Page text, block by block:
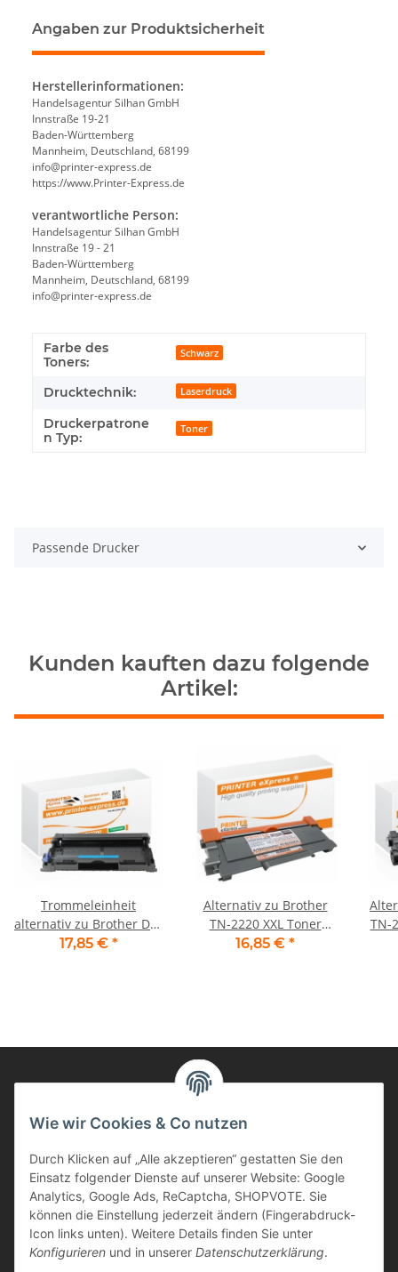
Angaben zur Produktsicherheit
Herstellerinformationen:
Handelsagentur Silhan GmbH
Innstraße 19-21
Baden-Württemberg
Mannheim, Deutschland, 68199
info@printer-express.de
https://www.Printer-Express.de
verantwortliche Person:
Handelsagentur Silhan GmbH
Innstraße 19 - 21
Baden-Württemberg
Mannheim, Deutschland, 68199
info@printer-express.de
Farbe des
Toners:
Schwarz
Drucktechnik: Laserdruck
Druckerpatrone
n Typ:
Toner
Passende Drucker
Kunden kauften dazu folgende
Artikel:
Trommeleinheit
alternativ zu Brother DR-
2200 für Brother
17,85 € *
Alternativ zu Brother
TN-2220 XXL Toner
schwarz
16,85 € *
TN-
Informationen
Kunden Service
Haben Sie Fragen zu unseren Produkten?
Dann rufen Sie uns gerne an:
Tel: 0621/9767200
Wie wir Cookies & Co nutzen
Durch Klicken auf „Alle akzeptieren“ gestatten Sie den
Einsatz folgender Dienste auf unserer Website: Google
Analytics, Google Ads, ReCaptcha, SHOPVOTE. Sie
können die Einstellung jederzeit ändern (Fingerabdruck-
Icon links unten). Weitere Details finden Sie unter
Konfigurieren und in unserer Datenschutzerklärung.